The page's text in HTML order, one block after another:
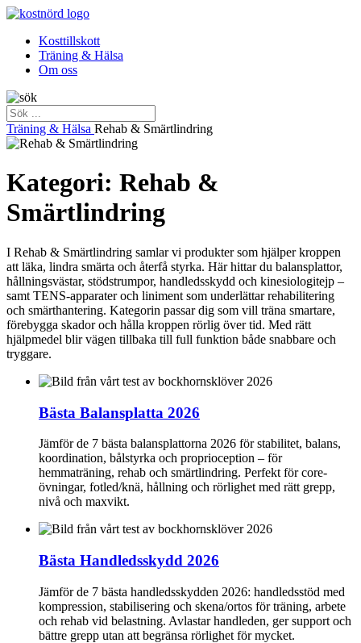
Kosttillskott
Träning & Hälsa
Om oss
Träning & Hälsa Rehab & Smärtlindring
Kategori: Rehab &
Smärtlindring
I Rehab & Smärtlindring samlar vi produkter som hjälper kroppen
att läka, lindra smärta och återfå styrka. Här hittar du balansplattor,
hållningsvästar, stödstrumpor, handledsskydd och kinesiologitejp –
samt TENS-apparater och liniment som underlättar rehabilitering
och smärthantering. Kategorin passar dig som vill träna smartare,
förebygga skador och hålla kroppen rörlig över tid. Med rätt
hjälpmedel blir vägen tillbaka till full funktion både snabbare och
tryggare.
Bästa Balansplatta 2026
Jämför de 7 bästa balansplattorna 2026 för stabilitet, balans,
koordination, bålstyrka och proprioception – för
hemmaträning, rehab och smärtlindring. Perfekt för core-
övningar, fotled/knä, hållning och rörlighet med rätt grepp,
nivå och maxvikt.
Bästa Handledsskydd 2026
Jämför de 7 bästa handledsskydden 2026: handledsstöd med
kompression, stabilisering och skena/ortos för träning, arbete
och rehab vid belastning. Avlastar handleden, ger support och
bättre grepp utan att begränsa rörlighet för mycket.